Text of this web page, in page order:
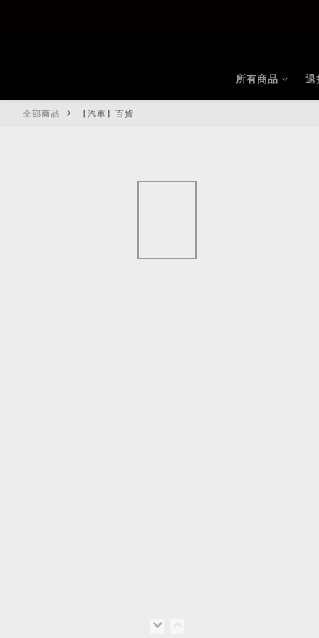
所有商品 退
全部商品 【汽車】百貨